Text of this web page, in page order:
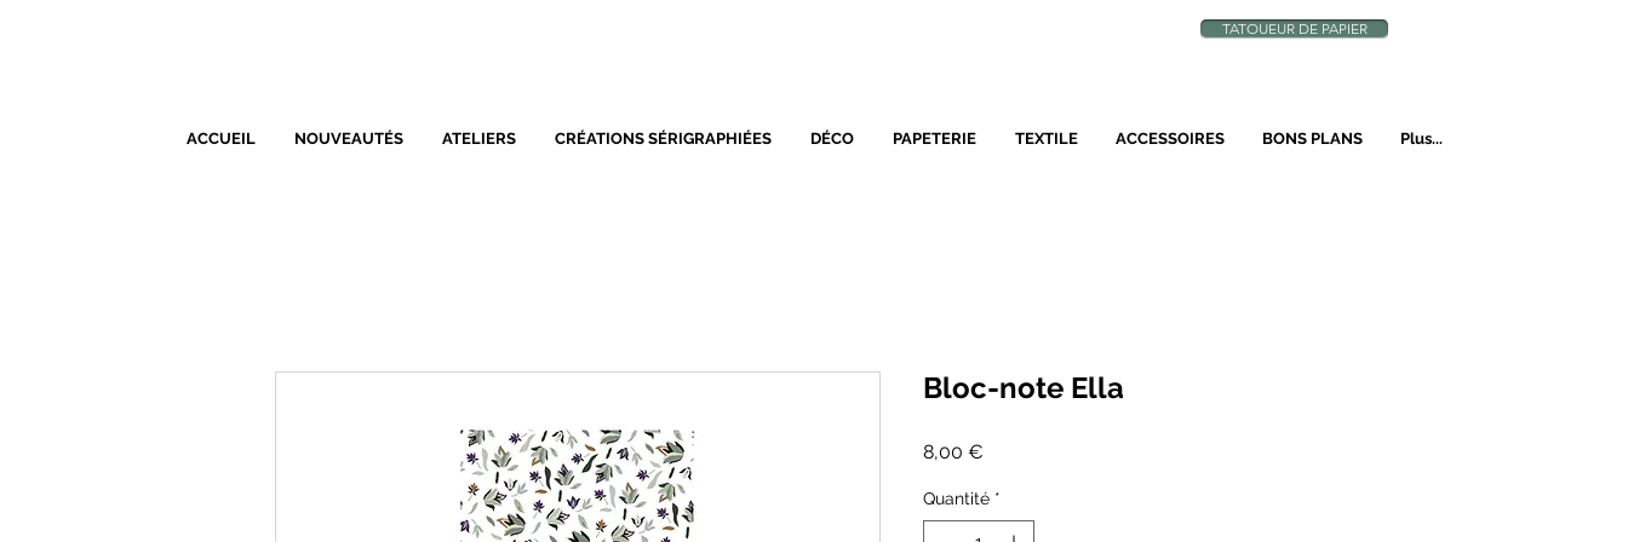
TATOUEUR DE PAPIER
ACCUEIL NOUVEAUTÉS ATELIERS CRÉATIONS SÉRIGRAPHIÉES DÉCO PAPETERIE TEXTILE ACCESSOIRES BONS PLANS Plus...
Bloc-note Ella
8,00 €
Quantité *